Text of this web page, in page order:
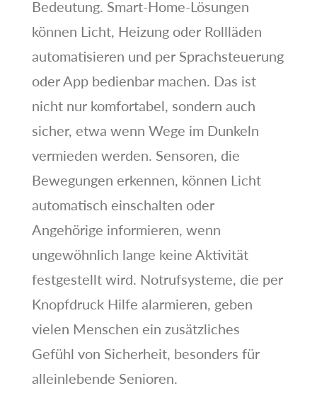
Bedeutung. Smart-Home-Lösungen
können Licht, Heizung oder Rollläden
automatisieren und per Sprachsteuerung
oder App bedienbar machen. Das ist
nicht nur komfortabel, sondern auch
sicher, etwa wenn Wege im Dunkeln
vermieden werden. Sensoren, die
Bewegungen erkennen, können Licht
automatisch einschalten oder
Angehörige informieren, wenn
ungewöhnlich lange keine Aktivität
festgestellt wird. Notrufsysteme, die per
Knopfdruck Hilfe alarmieren, geben
vielen Menschen ein zusätzliches
Gefühl von Sicherheit, besonders für
alleinlebende Senioren.